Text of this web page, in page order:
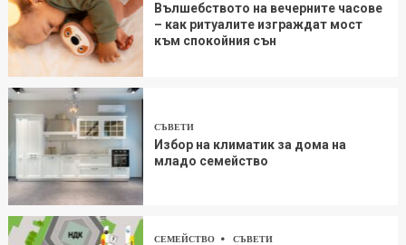
Вълшебството на вечерните часове
– как ритуалите изграждат мост
към спокойния сън
СЪВЕТИ
Избор на климатик за дома на
младо семейство
СЕМЕЙСТВО СЪВЕТИ